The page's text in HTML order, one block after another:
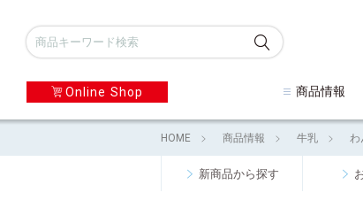
Online Shop 商品情報
HOME 商品情報 牛乳 わ
新商品から探す